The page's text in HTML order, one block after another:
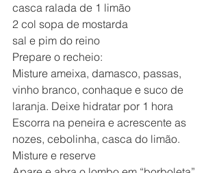
casca ralada de 1 limão
2 col sopa de mostarda
sal e pim do reino
Prepare o recheio:
Misture ameixa, damasco, passas,
vinho branco, conhaque e suco de
laranja. Deixe hidratar por 1 hora
Escorra na peneira e acrescente as
nozes, cebolinha, casca do limão.
Misture e reserve